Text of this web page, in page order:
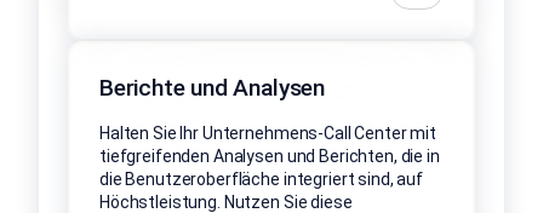
Berichte und Analysen
Halten Sie Ihr Unternehmens-Call Center mit
tiefgreifenden Analysen und Berichten, die in
die Benutzeroberfläche integriert sind, auf
Höchstleistung. Nutzen Sie diese